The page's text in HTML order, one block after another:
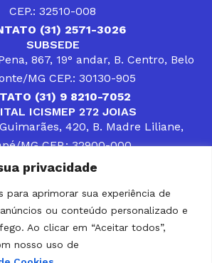
privacidade
para aprimorar sua experiência de
ou conteúdo personalizado e
Ao clicar em “Aceitar todos”,
nosso uso de
CEP.: 32510-008
(31) 2571-3026
SUBSEDE
867, 19° andar, B. Centro, Belo
MG CEP.: 30130-905
(31) 9 8210-7052
ICISMEP 272 JOIAS
420, B. Madre Liliane,
MG CEP.: 32900-000
3512-4400 ou (31) 9 8309-8660
SOLUÇÕES, AÇÕES E SERVIÇOS
A ASSISTÊNCIA À
REGIÃO EM QUE ATUA, SENDO
MUNICÍPIOS CONSORCIADOS NA
ENFRENTADAS POR
É O COMPROMISSO DO
ICISMEP.